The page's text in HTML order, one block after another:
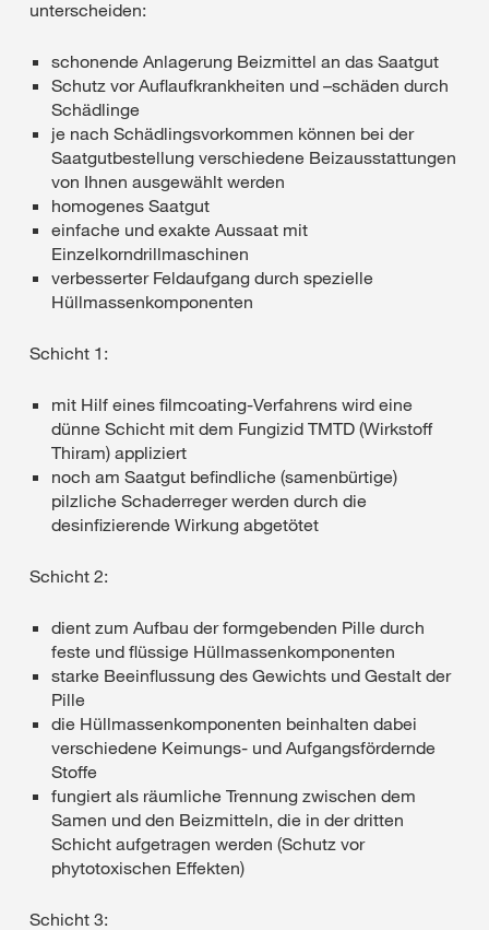
unterscheiden:
schonende Anlagerung Beizmittel an das Saatgut
Schutz vor Auflaufkrankheiten und –schäden durch
Schädlinge
je nach Schädlingsvorkommen können bei der
Saatgutbestellung verschiedene Beizausstattungen
von Ihnen ausgewählt werden
homogenes Saatgut
einfache und exakte Aussaat mit
Einzelkorndrillmaschinen
verbesserter Feldaufgang durch spezielle
Hüllmassenkomponenten
Schicht 1:
mit Hilf eines filmcoating-Verfahrens wird eine
dünne Schicht mit dem Fungizid TMTD (Wirkstoff
Thiram) appliziert
noch am Saatgut befindliche (samenbürtige)
pilzliche Schaderreger werden durch die
desinfizierende Wirkung abgetötet
Schicht 2:
dient zum Aufbau der formgebenden Pille durch
feste und flüssige Hüllmassenkomponenten
starke Beeinflussung des Gewichts und Gestalt der
Pille
die Hüllmassenkomponenten beinhalten dabei
verschiedene Keimungs- und Aufgangsfördernde
Stoffe
fungiert als räumliche Trennung zwischen dem
Samen und den Beizmitteln, die in der dritten
Schicht aufgetragen werden (Schutz vor
phytotoxischen Effekten)
Schicht 3: